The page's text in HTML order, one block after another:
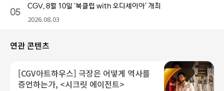
05 CGV, 8월 10일 ‘북클럽 with 오디세이아’ 개최
2026.08.03
연관 콘텐츠
[CGV아트하우스] 극장은 어떻게 역사를
증언하는가, <시크릿 에이전트>